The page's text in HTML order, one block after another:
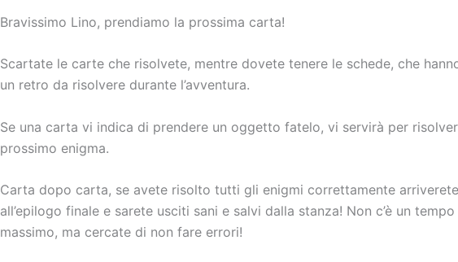
Bravissimo Lino, prendiamo la prossima carta!
Scartate le carte che risolvete, mentre dovete tenere le schede, che
un retro da risolvere durante l’avventura.
Se una carta vi indica di prendere un oggetto fatelo, vi servirà per
prossimo enigma.
Carta dopo carta, se avete risolto tutti gli enigmi correttamente arriverete
all’epilogo finale e sarete usciti sani e salvi dalla stanza! Non c’è un tempo
massimo, ma cercate di non fare errori!